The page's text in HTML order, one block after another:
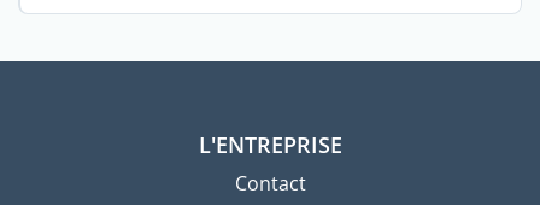
L'ENTREPRISE
Contact